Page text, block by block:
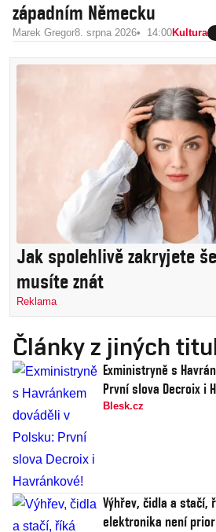
západním Německu
Marek Gregor8. srpna 2026 14:00Kultura
Jak spolehlivě zakryjete
musíte znát
Reklama
Články z jiných
Exministryně s
První slova Decroix i
Blesk.cz
Výhřev, čidla a stačí,
elektronika není